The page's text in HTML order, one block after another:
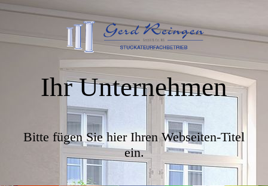
Ihr Unternehmen
Bitte fügen Sie hier Ihren Webseiten-Titel
ein.